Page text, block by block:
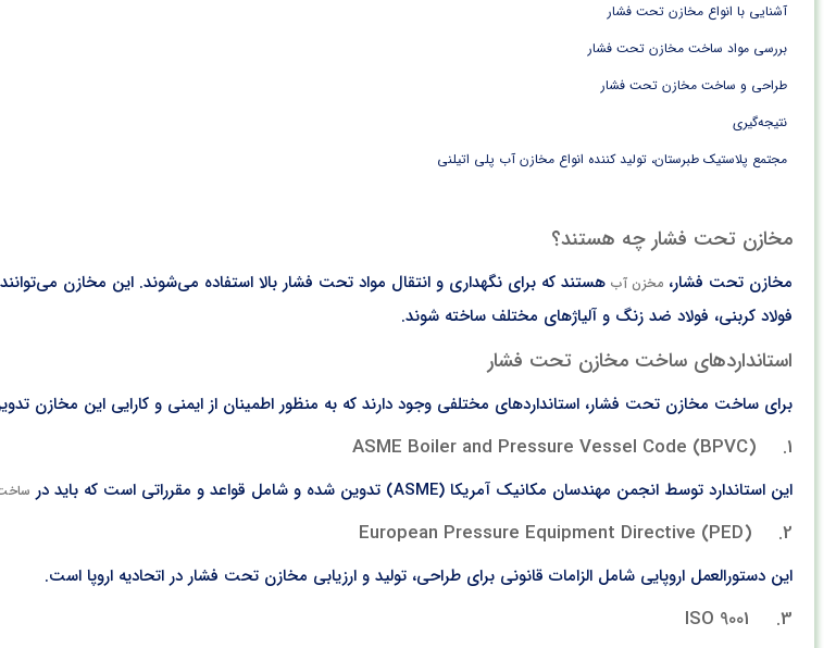
آشنایی با انواع مخازن تحت فشار
بررسی مواد ساخت مخازن تحت فشار
طراحی و ساخت مخازن تحت فشار
نتیجه‌گیری
مجتمع پلاستیک طبرستان، تولید کننده انواع مخازن آب پلی اتیلنی
مخازن تحت فشار چه هستند؟
مخازن تحت فشار، مخزن آب هستند که برای نگهداری و انتقال مواد تحت فشار بالا استفاده می‌شوند. این مخازن
فولاد کربنی، فولاد ضد زنگ و آلیاژهای مختلف ساخته شوند.
استانداردهای ساخت مخازن تحت فشار
برای ساخت مخازن تحت فشار، استانداردهای مختلفی وجود دارند که به منظور اطمینان از ایمنی و کارایی این مخازن
1. ASME Boiler and Pressure Vessel Code (BPVC)
این استاندارد توسط انجمن مهندسان مکانیک آمریکا (ASME) تدوین شده و شامل قواعد و مقرراتی است که باید در
2. European Pressure Equipment Directive (PED)
این دستورالعمل اروپایی شامل الزامات قانونی برای طراحی، تولید و ارزیابی مخازن تحت فشار در اتحادیه اروپا است.
3. ISO 9001